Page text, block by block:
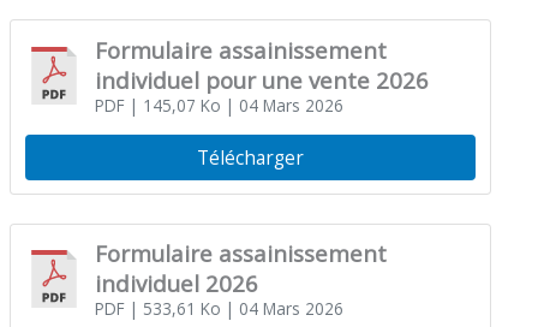
Formulaire assainissement
individuel pour une vente 2026
PDF| 145,07 Ko | 04 Mars 2026
Télécharger
Formulaire assainissement
individuel 2026
PDF| 533,61 Ko | 04 Mars 2026